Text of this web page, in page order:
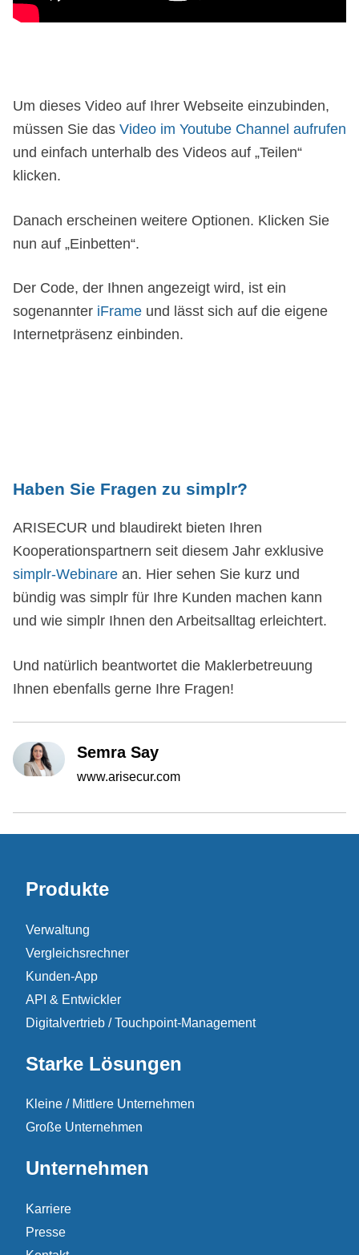
Um dieses Video auf Ihrer Webseite einzubinden,
müssen Sie das Video im Youtube Channel aufrufen
und einfach unterhalb des Videos auf „Teilen“
klicken.
Danach erscheinen weitere Optionen. Klicken Sie
nun auf „Einbetten“.
Der Code, der Ihnen angezeigt wird, ist ein
sogenannter iFrame und lässt sich auf die eigene
Internetpräsenz einbinden.
Haben Sie Fragen zu simplr?
ARISECUR und blaudirekt bieten Ihren
Kooperationspartnern seit diesem Jahr exklusive
simplr-Webinare an. Hier sehen Sie kurz und
bündig was simplr für Ihre Kunden machen kann
und wie simplr Ihnen den Arbeitsalltag erleichtert.
Und natürlich beantwortet die Maklerbetreuung
Ihnen ebenfalls gerne Ihre Fragen!
Semra Say
www.arisecur.com
Produkte
Verwaltung
Vergleichsrechner
Kunden-App
API & Entwickler
Digitalvertrieb / Touchpoint-Management
Starke Lösungen
Kleine / Mittlere Unternehmen
Große Unternehmen
Unternehmen
Karriere
Presse